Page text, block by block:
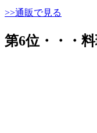
>>通販で見る
第6位・・・